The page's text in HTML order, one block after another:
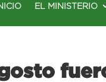
EL MINISTERIO